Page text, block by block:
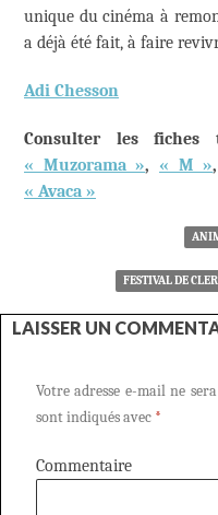
unique du cinéma à
a déjà été fait, à faire
Adi Chesson
Consulter les fiches
« Muzorama », « M »,
« Avaca »
FESTIVAL DE
LAISSER UN
Votre adresse e-mail ne
sont indiqués avec *
Commentaire